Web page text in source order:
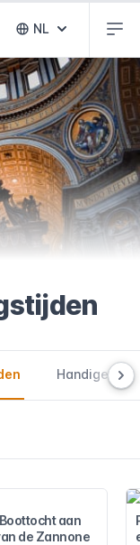
Abrir selector
NL
Handige tips
aan
de Zannone